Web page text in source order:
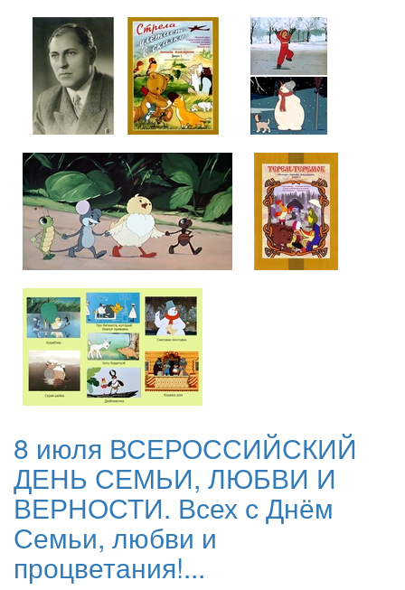
8 июля ВСЕРОССИЙСКИЙ
ДЕНЬ СЕМЬИ, ЛЮБВИ И
ВЕРНОСТИ. Всех с Днём
Семьи, любви и
процветания!...